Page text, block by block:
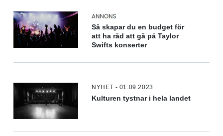
Så skapar du en budget för
att ha råd att gå på Taylor
Swifts konserter
NYHET - 01.09.2023
Kulturen tystnar i hela landet